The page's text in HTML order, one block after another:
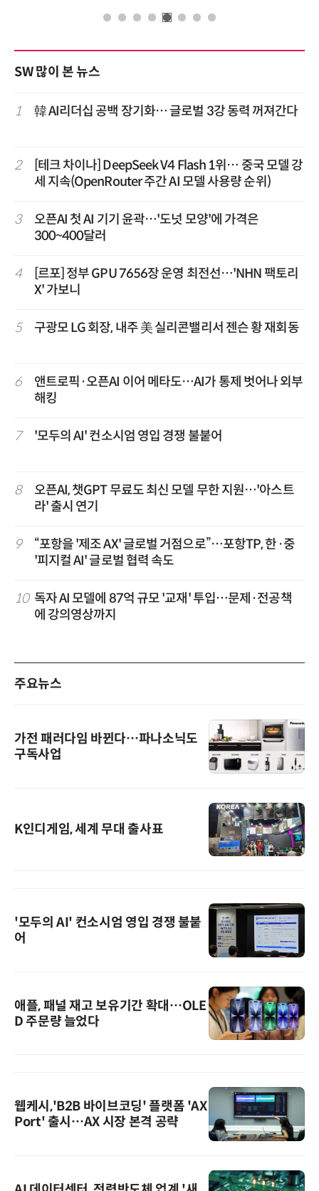
SW 많이 본 뉴스
1 韓 AI리더십 공백 장기화… 글로벌 3강 동력 꺼져간다
2
[테크 차이나] DeepSeek V4 Flash 1위… 중국 모델 강
세 지속(OpenRouter 주간 AI 모델 사용량 순위)
3
오픈AI 첫 AI 기기 윤곽…'도넛 모양'에 가격은
300~400달러
4
[르포] 정부 GPU 7656장 운영 최전선…'NHN 팩토리
X' 가보니
5 구광모 LG 회장, 내주 美 실리콘밸리서 젠슨 황 재회동
6
앤트로픽·오픈AI 이어 메타도…AI가 통제 벗어나 외부
해킹
7 '모두의 AI' 컨소시엄 영입 경쟁 불붙어
8
오픈AI, 챗GPT 무료도 최신 모델 무한 지원…'아스트
라' 출시 연기
9
“포항을 '제조 AX' 글로벌 거점으로”…포항TP, 한·중
'피지컬 AI' 글로벌 협력 속도
10 독자 AI 모델에 87억 규모 '교재' 투입…문제·전공책
에 강의영상까지
주요뉴스
가전 패러다임 바뀐다…파나소닉도
구독사업
K인디게임, 세계 무대 출사표
'모두의 AI' 컨소시엄 영입 경쟁 불붙
어
애플, 패널 재고 보유기간 확대…OLE
D 주문량 늘었다
웹케시,'B2B 바이브코딩' 플랫폼 'AX
Port' 출시…AX 시장 본격 공략